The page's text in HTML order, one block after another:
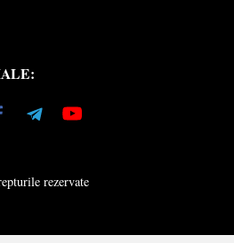
rezervate